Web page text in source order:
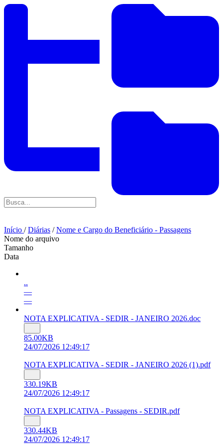
Início /Diárias /Nome e Cargo do Beneficiário - Passagens
Nome do arquivo
Tamanho
Data
..
—
—
NOTA EXPLICATIVA - SEDIR - JANEIRO 2026.doc
85.00KB
24/07/2026 12:49:17
NOTA EXPLICATIVA - SEDIR - JANEIRO 2026 (1).pdf
330.19KB
24/07/2026 12:49:17
NOTA EXPLICATIVA - Passagens - SEDIR.pdf
330.44KB
24/07/2026 12:49:17